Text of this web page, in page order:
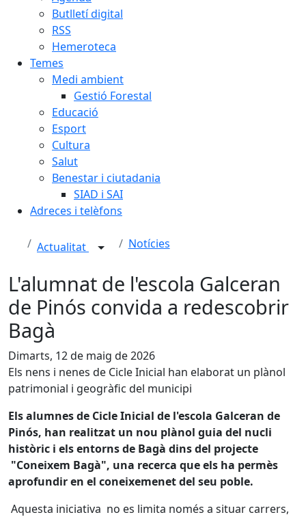
Butlletí digital
RSS
Hemeroteca
Temes
Medi ambient
Gestió Forestal
Educació
Esport
Cultura
Salut
Benestar i ciutadania
SIAD i SAI
Adreces i telèfons
Actualitat Notícies
L'alumnat de l'escola Galceran
de Pinós convida a redescobrir
Bagà
Dimarts, 12 de maig de 2026
Els nens i nenes de Cicle Inicial han elaborat un plànol
patrimonial i geogràfic del municipi
Els alumnes de Cicle Inicial de l'escola Galceran de
Pinós, han realitzat un nou plànol guia del nucli
històric i els entorns de Bagà dins del projecte
"Coneixem Bagà", una recerca que els ha permès
aprofundir en el coneixemenet del seu poble.
Aquesta iniciativa no es limita només a situar carrers,